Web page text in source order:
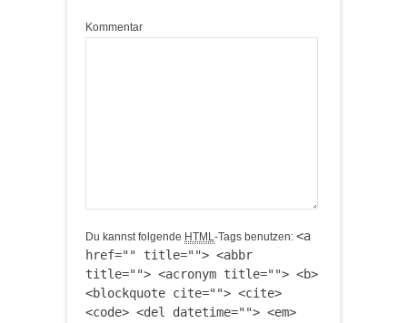
Kommentar
Du kannst folgende HTML-Tags benutzen: <a
href="" title=""> <abbr
title=""> <acronym title=""> <b>
<blockquote cite=""> <cite>
<code> <del datetime=""> <em>